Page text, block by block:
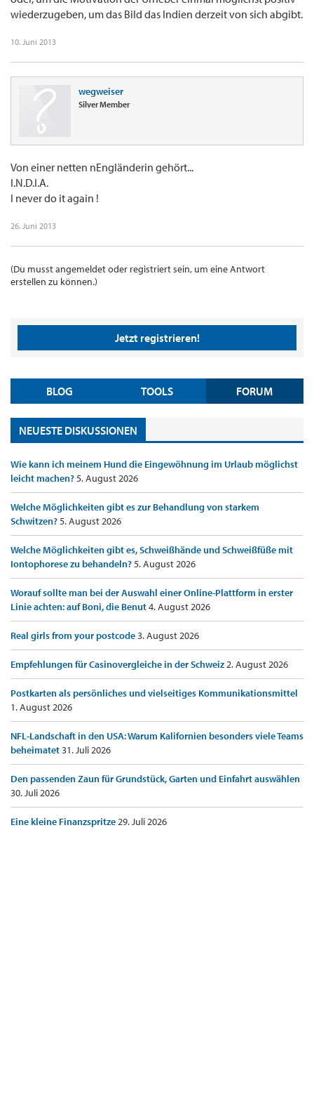
wiederzugeben, um das Bild das Indien derzeit von sich abgibt.
10. Juni 2013
wegweiser
Silver Member
Von einer netten nEngländerin gehört...
I.N.D.I.A.
I never do it again !
26. Juni 2013
(Du musst angemeldet oder registriert sein, um eine Antwort
erstellen zu können.)
Jetzt registrieren!
BLOG TOOLS FORUM
NEUESTE DISKUSSIONEN
Wie kann ich meinem Hund die Eingewöhnung im Urlaub möglichst
leicht machen?5. August 2026
Welche Möglichkeiten gibt es zur Behandlung von starkem
Schwitzen?5. August 2026
Welche Möglichkeiten gibt es, Schweißhände und Schweißfüße mit
Iontophorese zu behandeln?5. August 2026
Worauf sollte man bei der Auswahl einer Online-Plattform in erster
Linie achten: auf Boni, die Benut4. August 2026
Real girls from your postcode3. August 2026
Empfehlungen für Casinovergleiche in der Schweiz2. August 2026
Postkarten als persönliches und vielseitiges Kommunikationsmittel
1. August 2026
NFL-Landschaft in den USA: Warum Kalifornien besonders viele Teams
beheimatet31. Juli 2026
Den passenden Zaun für Grundstück, Garten und Einfahrt auswählen
30. Juli 2026
Eine kleine Finanzspritze29. Juli 2026